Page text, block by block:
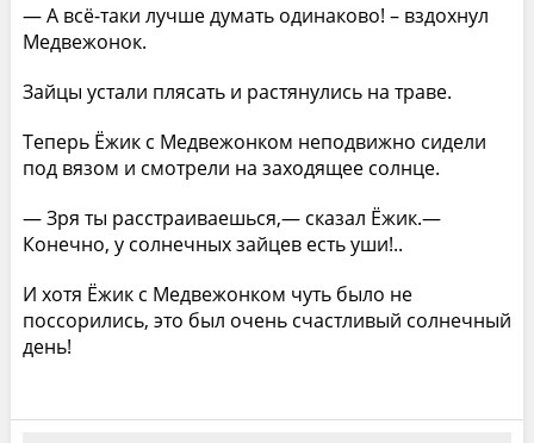
— А всё-таки лучше думать одинаково! – вздохнул
Медвежонок.
Зайцы устали плясать и растянулись на траве.
Теперь Ёжик с Медвежонком неподвижно сидели
под вязом и смотрели на заходящее солнце.
— Зря ты расстраиваешься,— сказал Ёжик.—
Конечно, у солнечных зайцев есть уши!..
И хотя Ёжик с Медвежонком чуть было не
поссорились, это был очень счастливый солнечный
день!